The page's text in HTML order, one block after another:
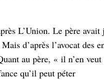
L’Union. Le père avait
d’après l’avocat des
au père, « il n’en
qu’il peut péter